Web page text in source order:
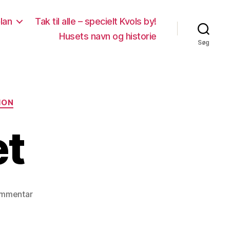
Tak til alle – specielt Kvols by!
Husets navn og historie
Søg
til